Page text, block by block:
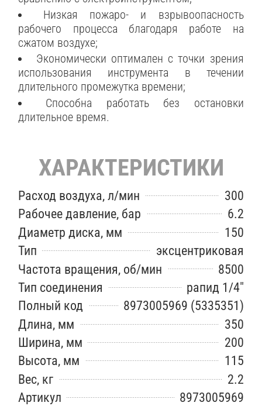
Низкая пожаро- и взрывоопасность
рабочего процесса благодаря работе на
сжатом воздухе;
Экономически оптимален с точки зрения
использования инструмента в течении
длительного промежутка времени;
Способна работать без остановки
длительное время.
ХАРАКТЕРИСТИКИ
Расход воздуха, л/мин
300
Рабочее давление, бар
6.2
Диаметр диска, мм
150
Тип
эксцентриковая
Частота вращения, об/мин
8500
Тип соединения
рапид 1/4"
Полный код
8973005969 (5335351)
Длина, мм
350
Ширина, мм
200
Высота, мм
115
Вес, кг
2.2
Артикул
8973005969